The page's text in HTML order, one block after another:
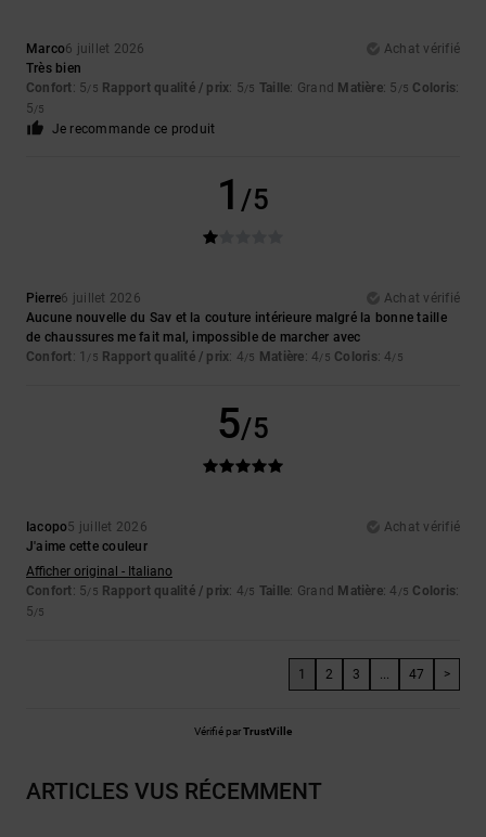
Marco6 juillet 2026
Achat vérifié
Très bien
Confort: 5/5 Rapport qualité / prix: 5/5 Taille: Grand Matière: 5 /5 Coloris:
5/5
Je recommande ce produit
1/5
Pierre6 juillet 2026
Achat vérifié
Aucune nouvelle du Sav et la couture intérieure malgré la bonne taille
de chaussures me fait mal, impossible de marcher avec
Confort: 1 /5 Rapport qualité / prix: 4/5 Matière: 4/5 Coloris: 4/5
5/5
Iacopo5 juillet 2026
Achat vérifié
J'aime cette couleur
Afficher original - Italiano
Confort: 5/5 Rapport qualité / prix: 4/5 Taille: Grand Matière: 4 /5 Coloris:
5/5
1 2 3 ... 47 >
Vérifié parTrustVille
ARTICLES VUS RÉCEMMENT